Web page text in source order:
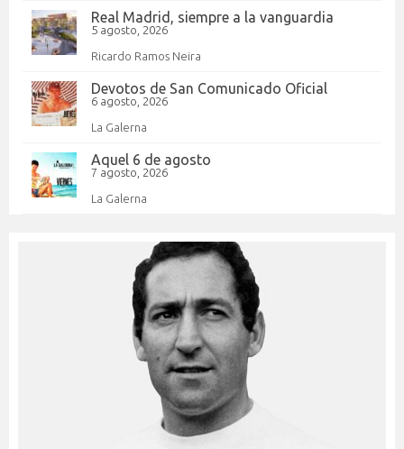
Real Madrid, siempre a la vanguardia
5 agosto, 2026
Ricardo Ramos Neira
Devotos de San Comunicado Oficial
6 agosto, 2026
La Galerna
Aquel 6 de agosto
7 agosto, 2026
La Galerna